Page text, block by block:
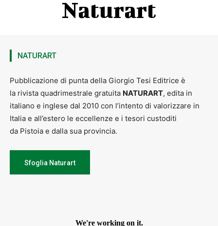
Naturart
NATURART
Pubblicazione di punta della Giorgio Tesi Editrice è
la rivista quadrimestrale gratuita NATURART, edita in
italiano e inglese dal 2010 con l’intento di valorizzare in
Italia e all’estero le eccellenze e i tesori custoditi
da Pistoia e dalla sua provincia.
Sfoglia Naturart